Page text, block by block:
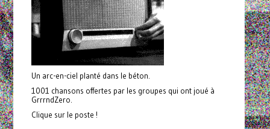
Un arc-en-ciel planté dans le béton.
1001 chansons offertes par les groupes qui ont joué à
GrrrndZero.
Clique sur le poste !